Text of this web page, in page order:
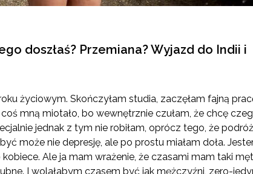
doszłaś? Przemiana? Wyjazd do Indii i
życiowym. Skończyłam studia, zaczęłam fajną
mną miotało, bo wewnętrznie czułam, że chcę
jednak z tym nie robiłam, oprócz tego, że
może nie depresję, ale po prostu miałam doła.
Ale ja mam wrażenie, że czasami mam taki
I wolałabym czasem być jak mężczyźni, zero-